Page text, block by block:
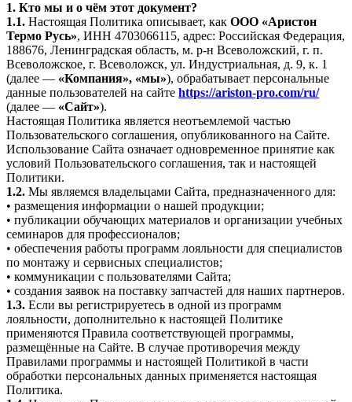
1. Кто мы и о чём этот документ?
1.1. Настоящая Политика описывает, как ООО «Аристон
Термо Русь», ИНН 4703066115, адрес: Российская Федерация,
188676, Ленинградская область, м. р-н Всеволожский, г. п.
Всеволожское, г. Всеволожск, ул. Индустриальная, д. 9, к. 1
(далее — «Компания», «мы»), обрабатывает персональные
данные пользователей на сайте https://ariston-pro.com/ru/
(далее — «Сайт»).
Настоящая Политика является неотъемлемой частью
Пользовательского соглашения, опубликованного на Сайте.
Использование Сайта означает одновременное принятие как
условий Пользовательского соглашения, так и настоящей
Политики.
1.2. Мы являемся владельцами Сайта, предназначенного для:
• размещения информации о нашей продукции;
• публикации обучающих материалов и организации учебных
семинаров для профессионалов;
• обеспечения работы программ лояльности для специалистов
по монтажу и сервисных специалистов;
• коммуникации с пользователями Сайта;
• создания заявок на поставку запчастей для наших партнеров.
1.3. Если вы регистрируетесь в одной из программ
лояльности, дополнительно к настоящей Политике
применяются Правила соответствующей программы,
размещённые на Сайте. В случае противоречия между
Правилами программы и настоящей Политикой в части
обработки персональных данных применяется настоящая
Политика.